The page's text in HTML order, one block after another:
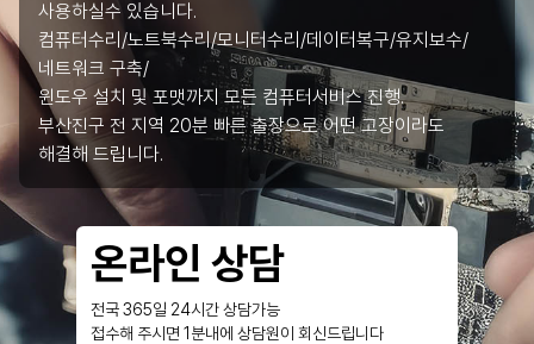
사용하실수 있습니다.
컴퓨터수리/노트북수리/모니터수리/데이터복구/유지보수/
네트워크 구축/
윈도우 설치 및 포맷까지 모든 컴퓨터서비스 진행.
부산진구 전 지역 20분 빠른 출장으로 어떤 고장이라도
해결해 드립니다.
온라인 상담
전국 365일 24시간 상담가능
접수해 주시면 1분내에 상담원이 회신드립니다